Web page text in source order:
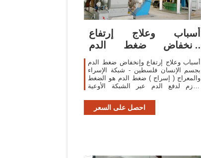
‫أسباب وعلاج إرتفاع
وإنخفاض ضغط الدم
بجسم... - الاسعافات
أسباب وعلاج إرتفاع وإنخفاض ضغط الدم
بجسم الإنسان فلسطين - شبكة الإسراء
والمعراج ( إسراج ) ضغط الدم هو الضغط
اللازم لدفع الدم عبر الشبكة الأوعية
تبادل الغازات...
احصل على السعر